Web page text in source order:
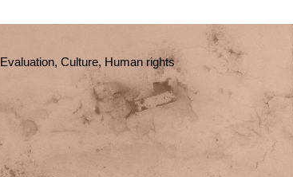
Evaluation, Culture, Human rights